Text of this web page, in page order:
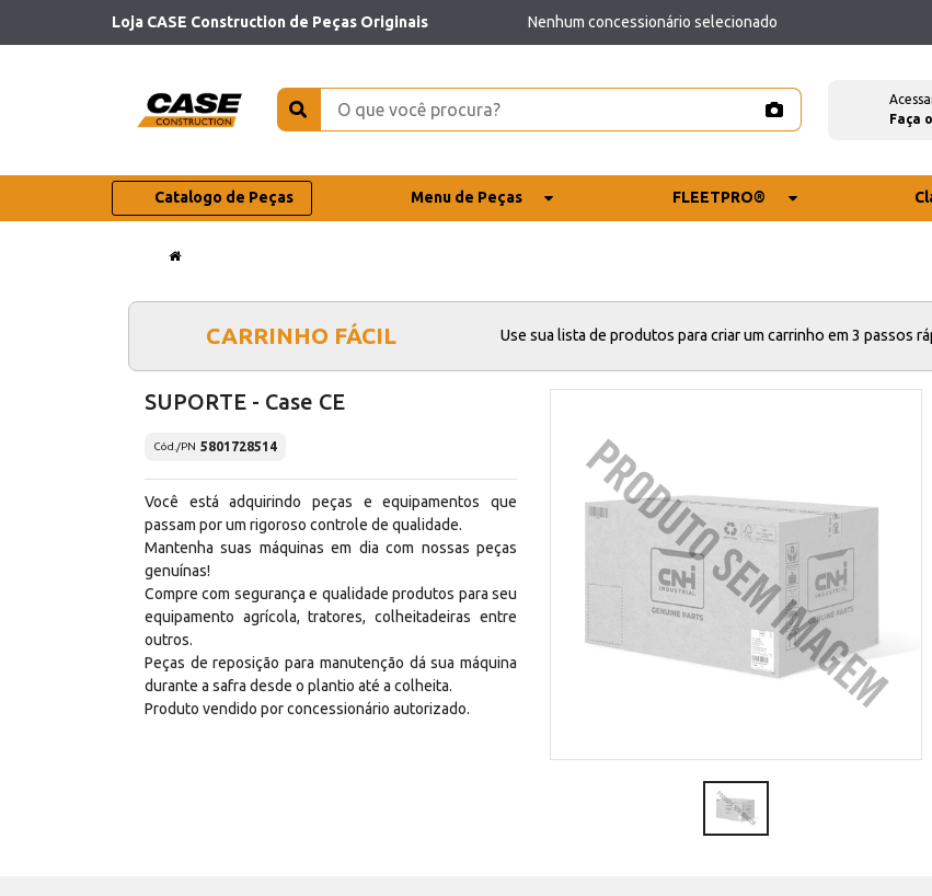
Loja CASE Construction de Peças Originais Nenhum concessionário selecionado
Faça
Catalogo de Peças Menu de Peças FLEETPRO®
CARRINHO FÁCIL Use sua lista de produtos para criar um carrinho em 3 passos
SUPORTE - Case CE
Cód./PN 5801728514
Você está adquirindo peças e equipamentos que
passam por um rigoroso controle de qualidade.
Mantenha suas máquinas em dia com nossas peças
genuínas!
Compre com segurança e qualidade produtos para seu
equipamento agrícola, tratores, colheitadeiras entre
outros.
Peças de reposição para manutenção dá sua máquina
durante a safra desde o plantio até a colheita.
Produto vendido por concessionário autorizado.